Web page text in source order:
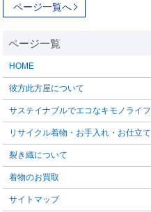
ページ一覧へ
HOME
彼方此方屋について
サステイナブルでエコなキモノライフ
リサイクル着物・お手入れ・お仕立て
裂き織について
着物のお買取
サイトマップ